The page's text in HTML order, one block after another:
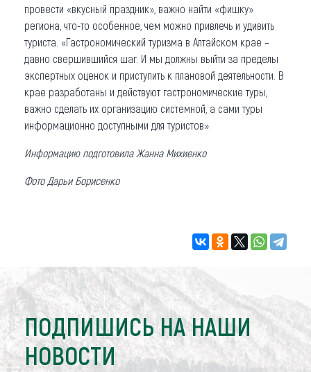
провести «вкусный праздник», важно найти «фишку»
региона, что-то особенное, чем можно привлечь и удивить
туриста. «Гастрономический туризма в Алтайском крае –
давно свершившийся шаг. И мы должны выйти за пределы
экспертных оценок и приступить к плановой деятельности. В
крае разработаны и действуют гастрономические туры,
важно сделать их организацию системной, а сами туры
информационно доступными для туристов».
Информацию подготовила Жанна Михиенко
Фото Дарьи Борисенко
ПОДПИШИСЬ НА НАШИ
НОВОСТИ